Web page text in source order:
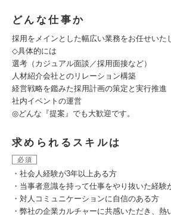
どんな仕事か
採用をメインとした幅広い業務をお任せいた
◇具体的には
選考（カジュアル面談／採用面接など）
人材紹介会社とのリレーション構築
経営戦略を鑑みた採用計画の策定と実行推進
社内イベントの運営
◎どんな『提案』でも大歓迎です。
求められるスキルは
必須
・社会人経験が3年以上ある方
・当事者意識を持って仕事をやり抜いた経験
・対人コミュニケーションに自信のある方
・弊社の企業カルチャーに共感いただき、熱